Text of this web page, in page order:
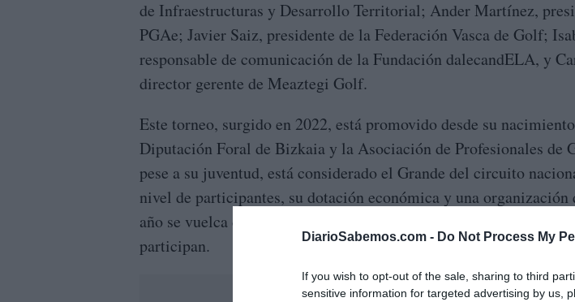
DiarioSabemos.com - Do Not Process My
If you wish to opt-out of the sale, sharing to third
sensitive information for targeted advertising by us,
de Infraestructuras y Desarrollo Territorial; Ander Martínez,
PGAe; Javier Saiz, presidente de la Federación Vasca de Golf;
responsable de comunicación de la Fundación dalecandELA, y
director gerente de Meaztegi Golf.
Este torneo, surgido en 2022, está promovido desde su
Diputación Foral de Bizkaia y la Asociación de Profesionales de
pese a su juventud, está considerado el Grande del circuito
nivel de participantes, su dotación económica y una organización
año se vuelca en dar facilidades y acompañar a los y las
participan.